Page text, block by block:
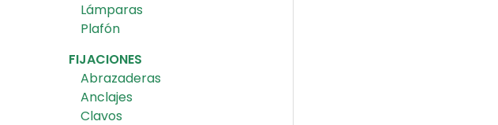
Lámparas
Plafón
FIJACIONES
Abrazaderas
Anclajes
Clavos